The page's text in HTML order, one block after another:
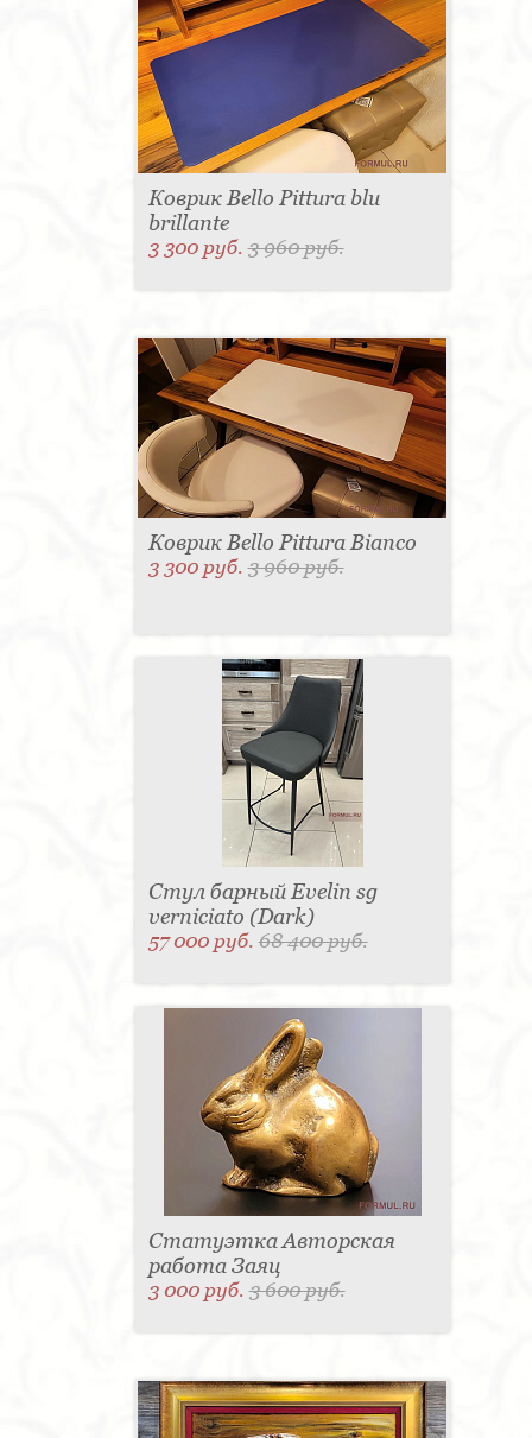
Коврик Bello Pittura blu
brillante
3 300 руб.3 960 руб.
Коврик Bello Pittura Bianco
3 300 руб.3 960 руб.
Стул барный Evelin sg
verniciato (Dark)
57 000 руб.68 400 руб.
Статуэтка Авторская
работа Заяц
3 000 руб.3 600 руб.